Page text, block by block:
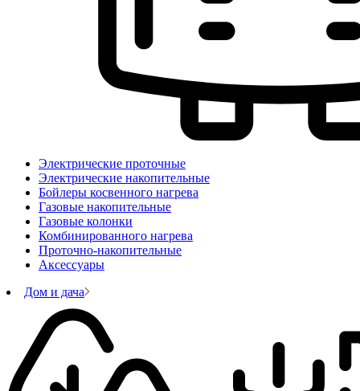
Электрические проточные
Электрические накопительные
Бойлеры косвенного нагрева
Газовые накопительные
Газовые колонки
Комбинированного нагрева
Проточно-накопительные
Аксессуары
Дом и дача